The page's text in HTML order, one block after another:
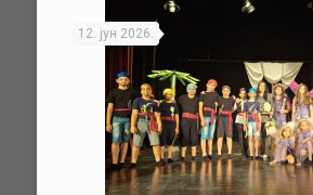
12. јун 2026.